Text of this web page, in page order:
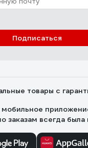
Подписаться
товары с
мобильное
заказам всегда была